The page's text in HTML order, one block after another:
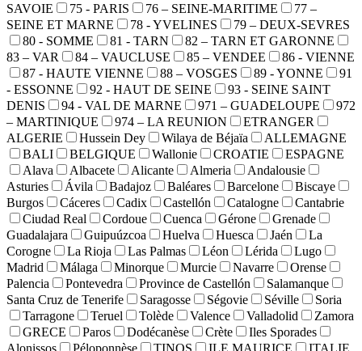
SAVOIE
75 - PARIS 76 – SEINE-MARITIME
77 –
SEINE ET MARNE
78 - YVELINES
79 – DEUX-SEVRES
80 - SOMME
81 - TARN
82 – TARN ET GARONNE
83 – VAR
84 – VAUCLUSE 85 – VENDEE
86 - VIENNE
87 - HAUTE VIENNE
88 – VOSGES 89 - YONNE
91
- ESSONNE
92 - HAUT DE SEINE
93 - SEINE SAINT
DENIS
94 - VAL DE MARNE 971 – GUADELOUPE
972
– MARTINIQUE
974 – LA REUNION
ETRANGER
ALGERIE
Hussein Dey Wilaya de Béjaïa
ALLEMAGNE
BALI
BELGIQUE Wallonie CROATIE
ESPAGNE
Alava
Albacete Alicante Almeria
Andalousie
Asturies
Ávila Badajoz Baléares Barcelone
Biscaye
Burgos
Cáceres Cadix Castellón Catalogne
Cantabrie
Ciudad Real
Cordoue Cuenca Gérone
Grenade
Guadalajara
Guipuúzcoa Huelva Huesca Jaén
La
Corogne
La Rioja Las Palmas Léon Lérida
Lugo
Madrid
Málaga Minorque Murcie Navarre
Orense
Palencia
Pontevedra Province de Castellón
Salamanque
Santa Cruz de Tenerife
Saragosse Ségovie Séville
Soria
Tarragone
Teruel Tolède Valence Valladolid
Zamora
GRECE
Paros Dodécanèse Crète
Iles Sporades
Alonissos
Péloponnèse TINOS ILE MAURICE ITALIE